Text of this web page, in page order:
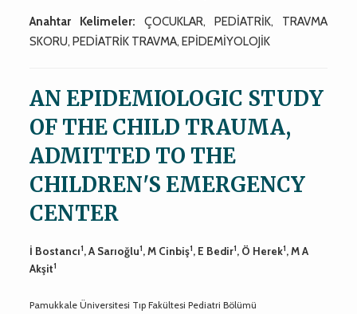
Anahtar Kelimeler: ÇOCUKLAR, PEDİATRİK, TRAVMA
SKORU, PEDİATRİK TRAVMA, EPİDEMİYOLOJİK
AN EPIDEMIOLOGIC STUDY
OF THE CHILD TRAUMA,
ADMITTED TO THE
CHILDREN'S EMERGENCY
CENTER
İ Bostancı1, A Sarıoğlu1, M Cinbiş1, E Bedir1, Ö Herek1, M A
Akşit1
Pamukkale Üniversitesi Tıp Fakültesi Pediatri Bölümü